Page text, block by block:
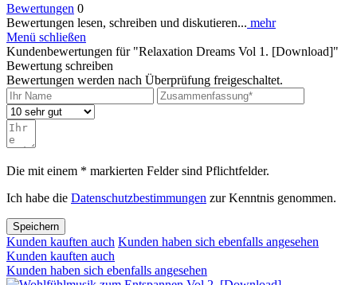
Bewertungen 0
Bewertungen lesen, schreiben und diskutieren... mehr
Menü schließen
Kundenbewertungen für "Relaxation Dreams Vol 1. [Download]"
Bewertung schreiben
Bewertungen werden nach Überprüfung freigeschaltet.
Die mit einem * markierten Felder sind Pflichtfelder.
Ich habe die Datenschutzbestimmungen zur Kenntnis genommen.
Speichern
Kunden kauften auch Kunden haben sich ebenfalls angesehen
Kunden kauften auch
Kunden haben sich ebenfalls angesehen